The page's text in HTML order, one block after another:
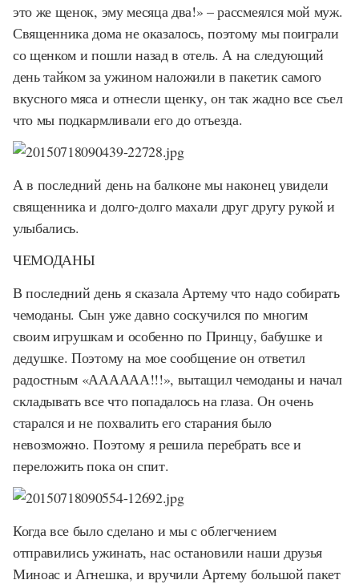
это же щенок, эму месяца два!» – рассмеялся мой муж.
Священника дома не оказалось, поэтому мы поиграли
со щенком и пошли назад в отель. А на следующий
день тайком за ужином наложили в пакетик самого
вкусного мяса и отнесли щенку, он так жадно все съел
что мы подкармливали его до отъезда.
А в последний день на балконе мы наконец увидели
священника и долго-долго махали друг другу рукой и
улыбались.
ЧЕМОДАНЫ
В последний день я сказала Артему что надо собирать
чемоданы. Сын уже давно соскучился по многим
своим игрушкам и особенно по Принцу, бабушке и
дедушке. Поэтому на мое сообщение он ответил
радостным «АААААА!!!», вытащил чемоданы и начал
складывать все что попадалось на глаза. Он очень
старался и не похвалить его старания было
невозможно. Поэтому я решила перебрать все и
переложить пока он спит.
Когда все было сделано и мы с облегчением
отправились ужинать, нас остановили наши друзья
Миноас и Агнешка, и вручили Артему большой пакет